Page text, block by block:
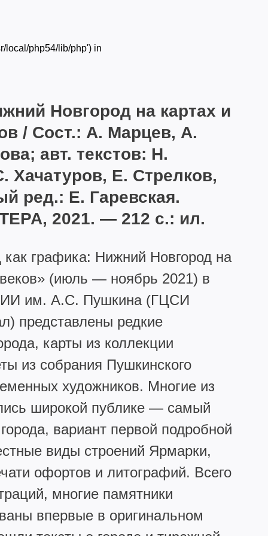
local/php54/lib/php') in
Новгород на картах и
/ Сост.: А. Марцев, А.
авт. текстов: Н.
Е. Стрелков,
ред.: Е. Гаревская.
2021. — 212 с.: ил.
как графика: Нижний Новгород на
(июль — ноябрь 2021) в
им. А.С. Пушкина (ГЦСИ
представлены редкие
карты из коллекции
из собрания Пушкинского
художников. Многие из
широкой публике — самый
вариант первой подробной
виды строений Ярмарки,
офортов и литографий. Всего
многие памятники
впервые в оригинальном